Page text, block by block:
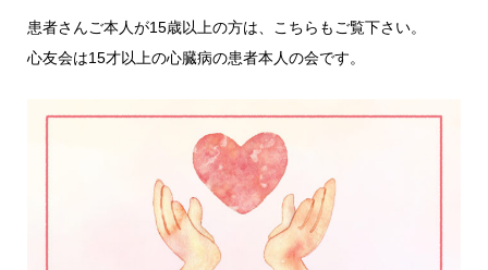
患者さんご本人が15歳以上の方は、こちらもご覧下さい。
心友会は15才以上の心臓病の患者本人の会です。